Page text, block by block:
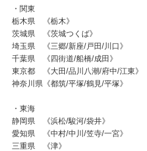
・関東
栃木県 《栃木》
茨城県 《茨城つくば》
埼玉県 《三郷/新座/戸田/川口》
千葉県 《四街道/船橋/成田》
東京都 《大田/品川八潮/府中/江東》
神奈川県《都筑/平塚/鶴見/平塚》
・東海
静岡県 《浜松/駿河/袋井》
愛知県 《中村/中川/笠寺/一宮》
三重県 《津》